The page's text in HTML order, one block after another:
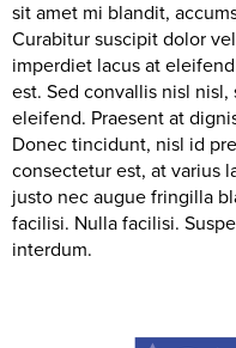
sit amet mi blandit,
Curabitur suscipit dolor
imperdiet lacus at
est. Sed convallis nisl
eleifend. Praesent at
Donec tincidunt, nisl id
consectetur est, at varius
justo nec augue fringilla
facilisi. Nulla facilisi.
interdum.